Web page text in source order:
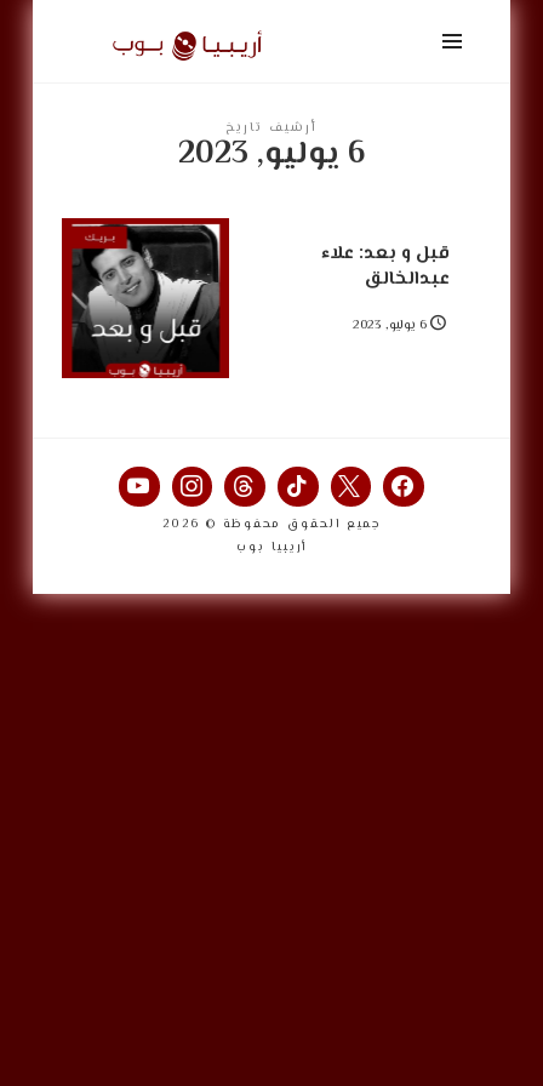
أريبيا
بوب
ArabiaPopأرشيف تاريخ
6 يوليو, 2023
قبل و بعد: علاء
عبدالخالق
6 يوليو, 2023
جميع الحقوق محفوظة © 2026
أريبيا بوب